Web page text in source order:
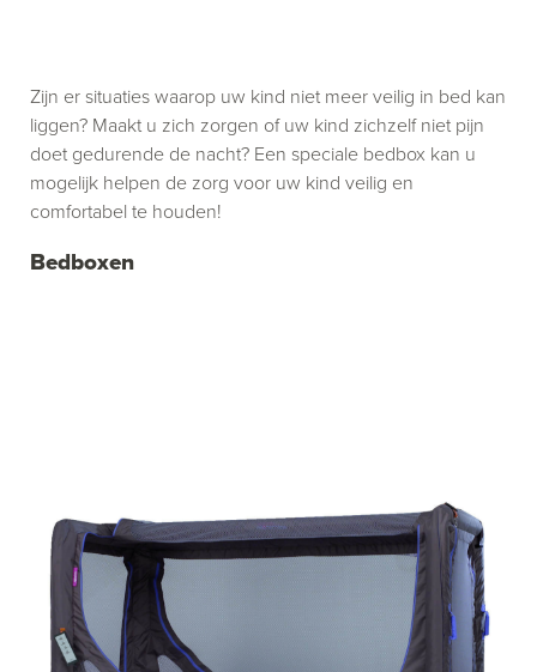
Bedboxen
Zijn er situaties waarop uw kind niet meer veilig in bed kan
liggen? Maakt u zich zorgen of uw kind zichzelf niet pijn
doet gedurende de nacht? Een speciale bedbox kan u
mogelijk helpen de zorg voor uw kind veilig en
comfortabel te houden!